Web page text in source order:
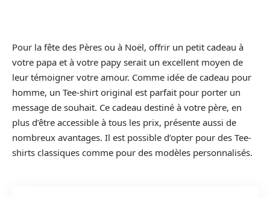
Pour la fête des Pères ou à Noël, offrir un petit cadeau à
votre papa et à votre papy serait un excellent moyen de
leur témoigner votre amour. Comme idée de cadeau pour
homme, un Tee-shirt original est parfait pour porter un
message de souhait. Ce cadeau destiné à votre père, en
plus d’être accessible à tous les prix, présente aussi de
nombreux avantages. Il est possible d’opter pour des Tee-
shirts classiques comme pour des modèles personnalisés.